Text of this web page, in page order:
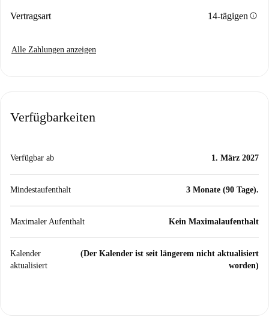
Vertragsart 14-tägigeninfo
Alle Zahlungen anzeigen
Verfügbarkeiten
Verfügbar ab 1. März 2027
Mindestaufenthalt 3 Monate (90 Tage).
Maximaler Aufenthalt Kein Maximalaufenthalt
Kalender
aktualisiert
(Der Kalender ist seit längerem nicht aktualisiert
worden)